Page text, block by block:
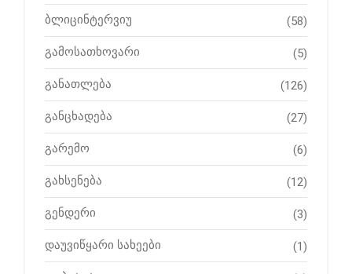
ბლიცინტერვიუ (58)
გამოსათხოვარი (5)
განათლება (126)
განცხადება (27)
გარემო (6)
გახსენება (12)
გენდერი (3)
დაუვიწყარი სახეები (1)